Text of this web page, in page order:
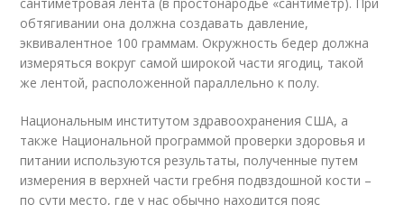
обтягивании она должна создавать давление,
эквивалентное 100 граммам. Окружность бедер должна
измеряться вокруг самой широкой части ягодиц, такой
же лентой, расположенной параллельно к полу.
Национальным институтом здравоохранения США, а
также Национальной программой проверки здоровья и
питании используются результаты, полученные путем
измерения в верхней части гребня подвздошной кости –
по сути место, где у нас обычно находится пояс